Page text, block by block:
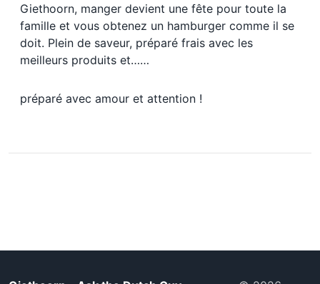
Giethoorn, manger devient une fête pour toute la
famille et vous obtenez un hamburger comme il se
doit. Plein de saveur, préparé frais avec les
meilleurs produits et……
préparé avec amour et attention !